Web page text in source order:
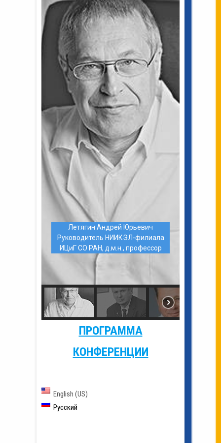
Летягин Андрей Юрьевич
Руководитель НИИКЭЛ-филиала
ИЦиГ СО РАН, д.м.н., профессор
ПРОГРАММА
КОНФЕРЕНЦИИ
English (US)
Русский